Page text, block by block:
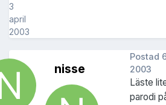
3
april
2003
nisse
Postad
2003
Läste
parodi